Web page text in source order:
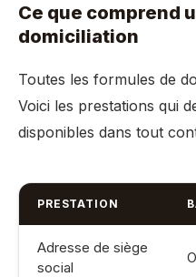
Ce que comprend
domiciliation
Toutes les formules de
Voici les prestations qui
disponibles dans tout
PRESTATION
Adresse de siège
social